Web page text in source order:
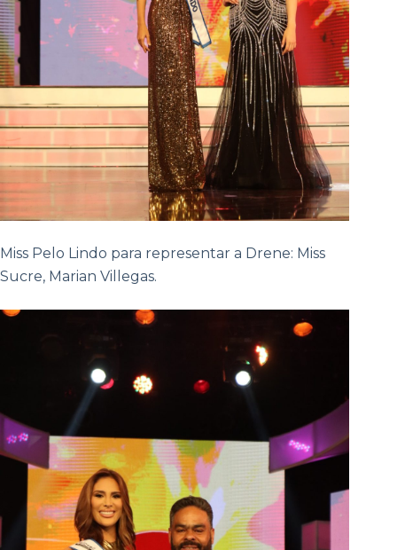
Miss Pelo Lindo para representar a Drene: Miss
Sucre, Marian Villegas.